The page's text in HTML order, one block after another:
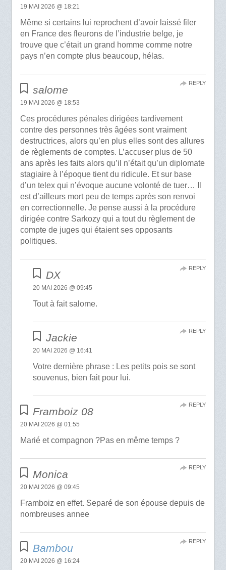
19 MAI 2026 @ 18:21
Même si certains lui reprochent d’avoir laissé filer
en France des fleurons de l’industrie belge, je
trouve que c’était un grand homme comme notre
pays n’en compte plus beaucoup, hélas.
salome
19 MAI 2026 @ 18:53
Ces procédures pénales dirigées tardivement
contre des personnes très âgées sont vraiment
destructrices, alors qu’en plus elles sont des allures
de règlements de comptes. L’accuser plus de 50
ans après les faits alors qu’il n’était qu’un diplomate
stagiaire à l’époque tient du ridicule. Et sur base
d’un telex qui n’évoque aucune volonté de tuer… Il
est d’ailleurs mort peu de temps après son renvoi
en correctionnelle. Je pense aussi à la procédure
dirigée contre Sarkozy qui a tout du règlement de
compte de juges qui étaient ses opposants
politiques.
REPLY
DX
20 MAI 2026 @ 09:45
Tout à fait salome.
REPLY
Jackie
20 MAI 2026 @ 16:41
Votre dernière phrase : Les petits pois se sont
souvenus, bien fait pour lui.
REPLY
Framboiz 08
20 MAI 2026 @ 01:55
Marié et compagnon ?Pas en même temps ?
REPLY
Monica
20 MAI 2026 @ 09:45
Framboiz en effet. Separé de son épouse depuis de
nombreuses annee
REPLY
Bambou
20 MAI 2026 @ 16:24
REPLY